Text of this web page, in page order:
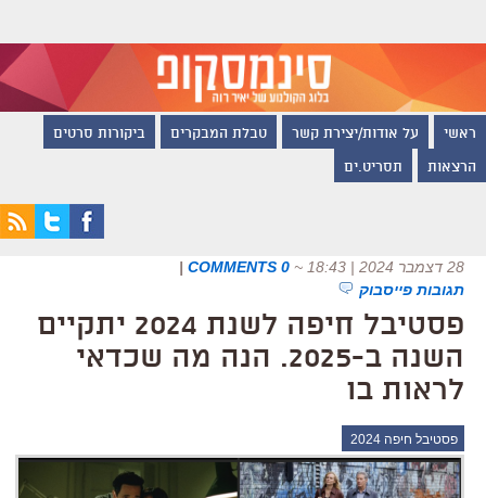
ראשי על אודות/יצירת קשר טבלת המבקרים ביקורות סרטים
הרצאות תסריט.ים
28 דצמבר 2024 | 18:43 ~
0 COMMENTS
|
תגובות פייסבוק
פסטיבל חיפה לשנת 2024 יתקיים
השנה ב-2025. הנה מה שכדאי
לראות בו
פסטיבל חיפה 2024